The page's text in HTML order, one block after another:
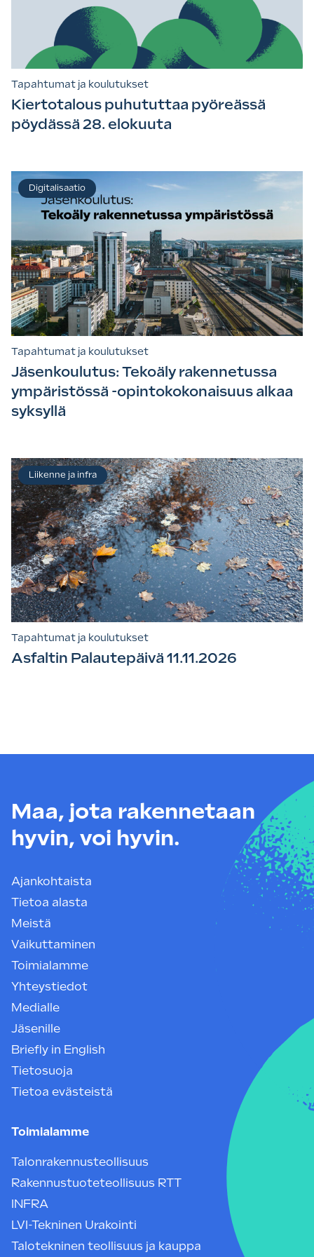
Tapahtumat ja koulutukset
Kiertotalous puhututtaa pyöreässä
pöydässä 28. elokuuta
Tapahtumat ja koulutukset
Jäsenkoulutus: Tekoäly rakennetussa
ympäristössä -opintokokonaisuus alkaa
syksyllä
Digitalisaatio
Tapahtumat ja koulutukset
Asfaltin Palautepäivä 11.11.2026
Liikenne ja infra
Maa, jota rakennetaan
hyvin, voi hyvin.
Ajankohtaista
Tietoa alasta
Meistä
Vaikuttaminen
Toimialamme
Yhteystiedot
Medialle
Jäsenille
Briefly in English
Tietosuoja
Tietoa evästeistä
Toimialamme
Talonrakennusteollisuus
Rakennustuoteteollisuus RTT
INFRA
LVI-Tekninen Urakointi
Talotekninen teollisuus ja kauppa